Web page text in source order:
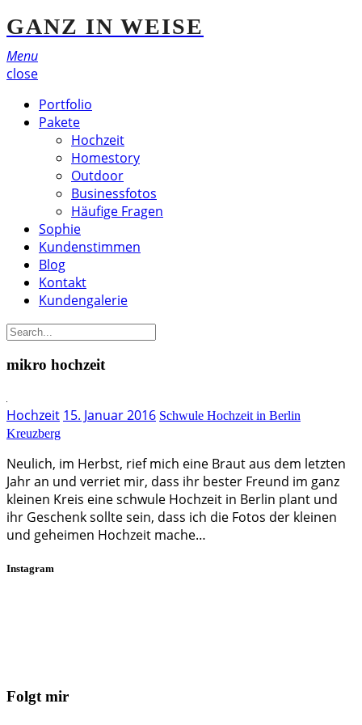
GANZ IN WEISE
Menu
close
Portfolio
Pakete
Hochzeit
Homestory
Outdoor
Businessfotos
Häufige Fragen
Sophie
Kundenstimmen
Blog
Kontakt
Kundengalerie
mikro hochzeit
Hochzeit 15. Januar 2016 Schwule Hochzeit in Berlin
Kreuzberg
Neulich, im Herbst, rief mich eine Braut aus dem letzten
Jahr an und verriet mir, dass ihr bester Freund im ganz
kleinen Kreis eine schwule Hochzeit in Berlin plant und
ihr Geschenk sollte sein, dass ich die Fotos der kleinen
und geheimen Hochzeit mache…
Instagram
Folgt mir